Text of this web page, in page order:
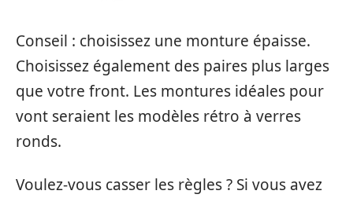
Conseil : choisissez une monture épaisse.
Choisissez également des paires plus larges
que votre front. Les montures idéales pour
vont seraient les modèles rétro à verres
ronds.
Voulez-vous casser les règles ? Si vous avez